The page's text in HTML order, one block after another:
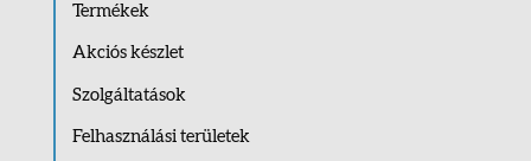
Termékek
Akciós készlet
Szolgáltatások
Felhasználási területek